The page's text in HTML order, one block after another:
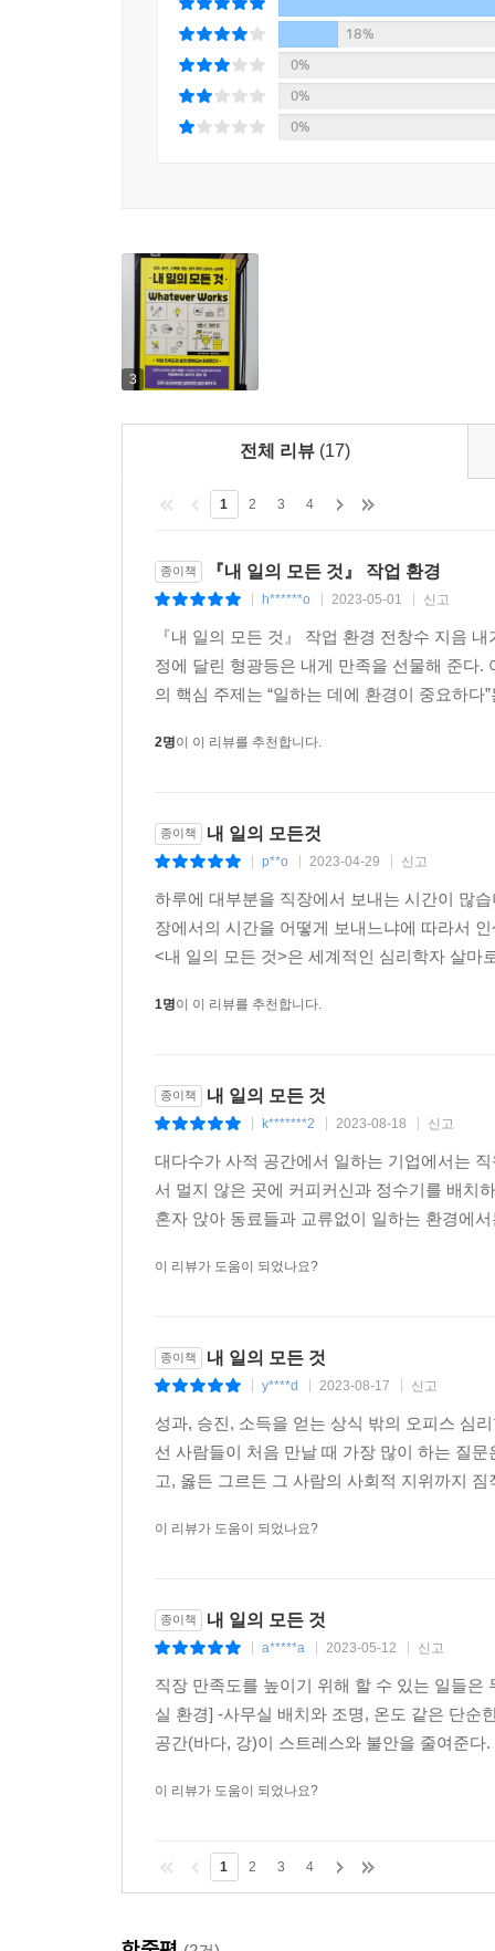
18%
0%
0%
0%
3
전체 리뷰 (17)
1 2 3 4
종이책 『내 일의 모든 것』 작업 환경
h******o 2023-05-01 신고
『내 일의 모든 것』 작업 환경 전창수 지음
정에 달린 형광등은 내게 만족을 선물해 준다
의 핵심 주제는 “일하는 데에 환경이 중요하
2명이 이 리뷰를 추천합니다.
종이책 내 일의 모든것
p**o 2023-04-29 신고
하루에 대부분을 직장에서 보내는 시간이 많
장에서의 시간을 어떻게 보내느냐에 따라서
<내 일의 모든 것>은 세계적인 심리학자 살
1명이 이 리뷰를 추천합니다.
종이책 내 일의 모든 것
k*******2 2023-08-18 신고
대다수가 사적 공간에서 일하는 기업에서는
서 멀지 않은 곳에 커피커신과 정수기를 배치
혼자 앉아 동료들과 교류없이 일하는 환경에
이 리뷰가 도움이 되었나요?
종이책 내 일의 모든 것
y****d 2023-08-17 신고
성과, 승진, 소득을 얻는 상식 밖의 오피스 심
선 사람들이 처음 만날 때 가장 많이 하는 질
고, 옳든 그르든 그 사람의 사회적 지위까지
이 리뷰가 도움이 되었나요?
종이책 내 일의 모든 것
a*****a 2023-05-12 신고
직장 만족도를 높이기 위해 할 수 있는 일들
실 환경] -사무실 배치와 조명, 온도 같은 단순
공간(바다, 강)이 스트레스와 불안을 줄여준
이 리뷰가 도움이 되었나요?
1 2 3 4